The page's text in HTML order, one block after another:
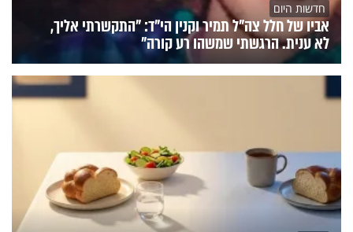
חדשות היום
אביו של חלל צה"ל תמיר וקנין הי"ד: "התקשרתי אליך,
לא ענית. הרגשתי שמשהו רע קורה"